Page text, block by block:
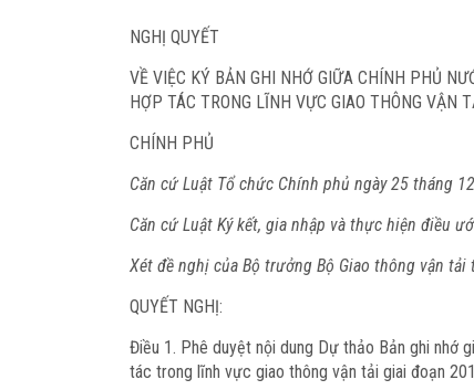
NGHỊ QUYẾT
VỀ VIỆC KÝ BẢN GHI NHỚ GIỮA CHÍNH PHỦ
HỢP TÁC TRONG LĨNH VỰC GIAO THÔNG
CHÍNH PHỦ
Căn cứ Luật Tổ chức Chính phủ ngày 25 tháng
Căn cứ Luật Ký kết, gia nhập và thực hiện điều
Xét đề nghị của Bộ trưởng Bộ Giao thông vận
QUYẾT NGHỊ:
Điều 1. Phê duyệt nội dung Dự thảo Bản ghi nhớ
tác trong lĩnh vực giao thông vận tải giai đoạn